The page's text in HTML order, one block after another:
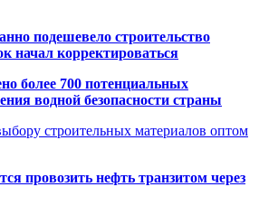
подешевело строительство
начал корректироваться
более 700 потенциальных
водной безопасности страны
строительных материалов оптом
провозить нефть транзитом через